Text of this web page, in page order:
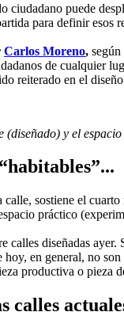
puede
para definir esos
Carlos Moreno,
de cualquier
reiterado en el
y el
sostiene el
práctico
calles diseñadas
en general, no
productiva o pieza
calles